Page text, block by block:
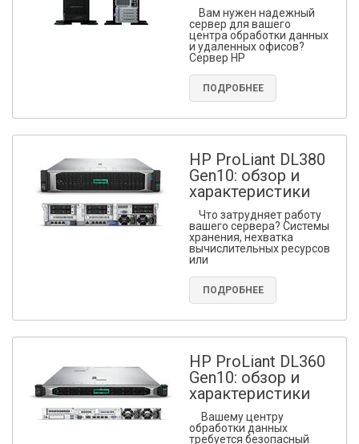
Вам нужен надежный
сервер для вашего
центра обработки данных
и удаленных офисов?
Сервер HP
ПОДРОБНЕЕ
HP ProLiant DL380
Gen10: обзор и
характеристики
Что затрудняет работу
вашего сервера? Системы
хранения, нехватка
вычислительных ресурсов
или
ПОДРОБНЕЕ
HP ProLiant DL360
Gen10: обзор и
характеристики
Вашему центру
обработки данных
требуется безопасный